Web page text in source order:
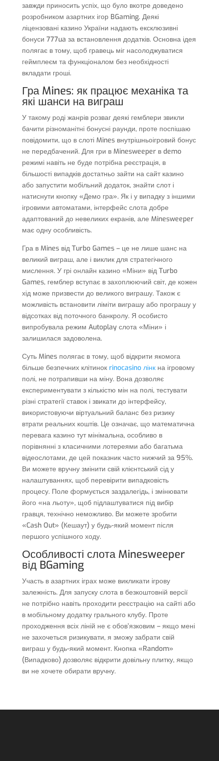
завжди приносить успіх, що було вкотре доведено
розробником азартних ігор BGaming. Деякі
ліцензовані казино України надають ексклюзивні
бонуси 777ua за встановлення додатків. Основна ідея
полягає в тому, щоб гравець міг насолоджуватися
геймплеєм та функціоналом без необхідності
вкладати гроші.
Гра Mines: як працює механіка та
які шанси на виграш
У такому роді жанрів розваг деякі гемблери звикли
бачити різноманітні бонусні раунди, проте поспішаю
повідомити, що в слоті Mines внутрішньоігровий бонус
не передбачений. Для гри в Minesweeper в demo
режимі навіть не буде потрібна реєстрація, в
більшості випадків достатньо зайти на сайт казино
або запустити мобільний додаток, знайти слот і
натиснути кнопку «Демо гра». Як і у випадку з іншими
ігровими автоматами, інтерфейс слота добре
адаптований до невеликих екранів, але Minesweeper
має одну особливість.
Гра в Mines від Turbo Games – це не лише шанс на
великий виграш, але і виклик для стратегічного
мислення. У грі онлайн казино «Міни» від Turbo
Games, гемблер вступає в захоплюючий світ, де кожен
хід може призвести до великого виграшу. Також є
можливість встановити ліміти виграшу або програшу у
відсотках від поточного банкролу. Я особисто
випробувала режим Autoplay слота «Міни» і
залишилася задоволена.
Суть Mines полягає в тому, щоб відкрити якомога
більше безпечних клітинок rinocasino лінкна ігровому
полі, не потрапивши на міну. Вона дозволяє
експериментувати з кількістю мін на полі, тестувати
різні стратегії ставок і звикати до інтерфейсу,
використовуючи віртуальний баланс без ризику
втрати реальних коштів. Це означає, що математична
перевага казино тут мінімальна, особливо в
порівнянні з класичними лотереями або багатьма
відеослотами, де цей показник часто нижчий за 95%.
Ви можете вручну змінити свій клієнтський сід у
налаштуваннях, щоб перевірити випадковість
процесу. Поле формується заздалегідь, і змінювати
його «на льоту», щоб підлаштуватися під вибір
гравця, технічно неможливо. Ви можете зробити
«Cash Out» (Кешаут) у будь-який момент після
першого успішного ходу.
Особливості слота Minesweeper
від BGaming
Участь в азартних іграх може викликати ігрову
залежність. Для запуску слота в безкоштовній версії
не потрібно навіть проходити реєстрацію на сайті або
в мобільному додатку грального клубу. Проте
проходження всіх ліній не є обов’язковим – якщо мені
не захочеться ризикувати, я зможу забрати свій
виграш у будь-який момент. Кнопка «Random»
(Випадково) дозволяє відкрити довільну плитку, якщо
ви не хочете обирати вручну.